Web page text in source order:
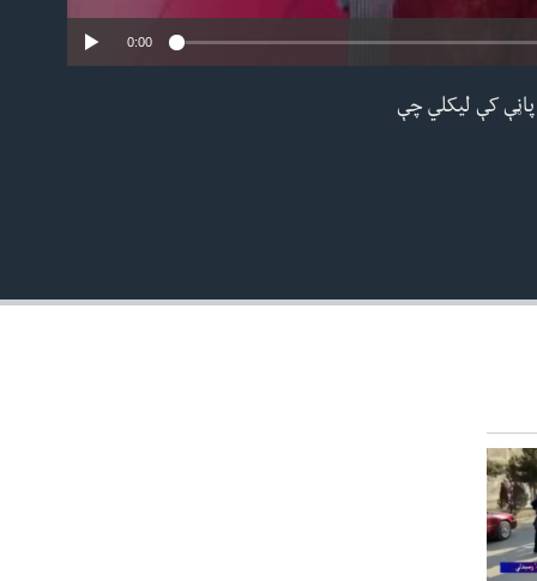
0:00
کې لیکلي چې